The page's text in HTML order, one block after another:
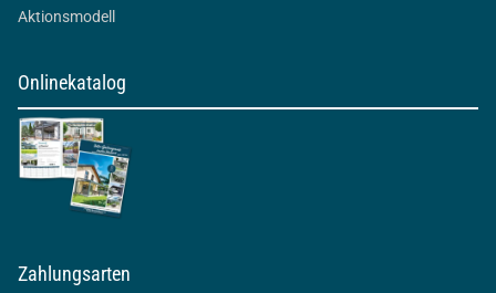
Aktionsmodell
Onlinekatalog
Zahlungsarten